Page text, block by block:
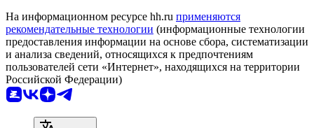
На информационном ресурсе hh.ru применяются
рекомендательные технологии (информационные технологии
предоставления информации на основе сбора, систематизации
и анализа сведений, относящихся к предпочтениям
пользователей сети «Интернет», находящихся на территории
Российской Федерации)